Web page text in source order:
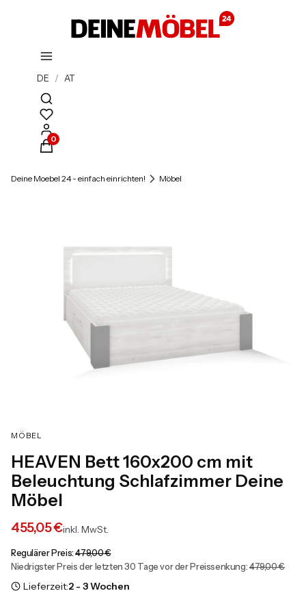
DE / AT
Suchmaschine öffnen
Produkte im Warenkorb: 0. Details anzeigen
Deine Moebel 24 - einfach einrichten! Möbel
MÖBEL
HEAVEN Bett 160x200 cm mit
Beleuchtung Schlafzimmer Deine
Möbel
455,05 €inkl. MwSt.
Regulärer Preis: 479,00 €
Niedrigster Preis der letzten 30 Tage vor der Preissenkung: 479,00 €
Lieferzeit:2 - 3 Wochen